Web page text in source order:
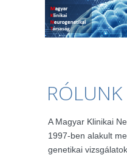
RÓLUNK
A Magyar Klinikai
1997-ben alakult
genetikai